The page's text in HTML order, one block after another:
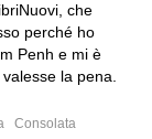
che
perché ho
Penh e mi è
la pena.
Consolata